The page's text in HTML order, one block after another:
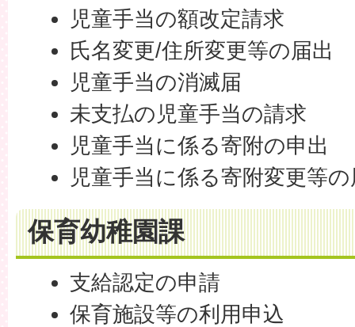
児童手当の額改定請求
氏名変更/住所変更等の届出
児童手当の消滅届
未支払の児童手当の請求
児童手当に係る寄附の申出
児童手当に係る寄附変更等
保育幼稚園課
支給認定の申請
保育施設等の利用申込